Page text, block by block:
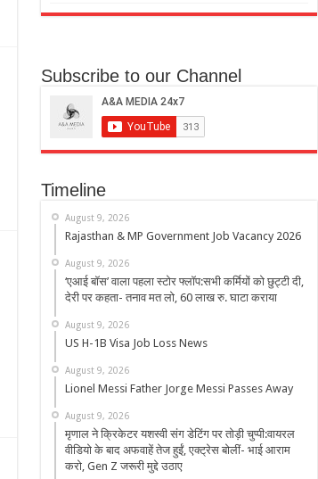
Subscribe to our Channel
Timeline
August 9, 2026
Rajasthan & MP Government Job Vacancy 2026
August 9, 2026
‘एआई बॉस’ वाला पहला स्टोर फ्लॉप:सभी कर्मियों को छुट्टी दी,
देरी पर कहता- तनाव मत लो, 60 लाख रु. घाटा कराया
August 9, 2026
US H-1B Visa Job Loss News
August 9, 2026
Lionel Messi Father Jorge Messi Passes Away
August 9, 2026
मृणाल ने क्रिकेटर यशस्वी संग डेटिंग पर तोड़ी चुप्पी:वायरल
वीडियो के बाद अफवाहें तेज हुईं, एक्ट्रेस बोलीं- भाई आराम
करो, Gen Z जरूरी मुद्दे उठाए